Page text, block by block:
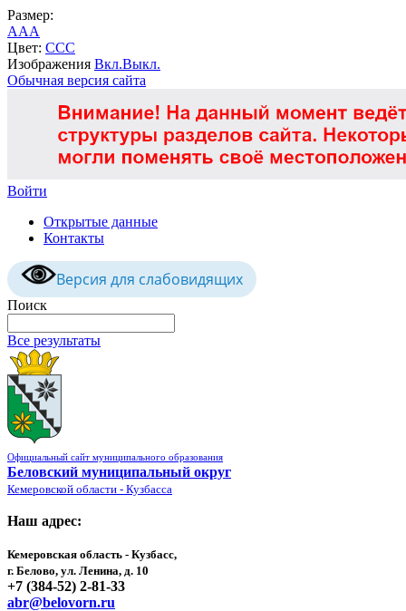
Размер:
AAA
Цвет: CCC
Изображения Вкл.Выкл.
Обычная версия сайта
Войти
Открытые данные
Контакты
Версия для слабовидящих
Поиск
Все результаты
Официальный сайт муниципального образования
Беловский муниципальный округ
Кемеровской области - Кузбасса
Наш адрес:
Кемеровская область - Кузбасс,
г. Белово, ул. Ленина, д. 10
+7 (384-52) 2-81-33
abr@belovorn.ru